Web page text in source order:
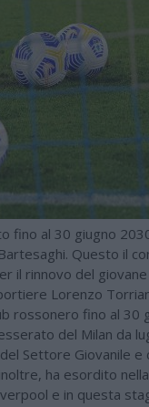
fino al 30 giugno
Questo il
il rinnovo del
Lorenzo
rossonero fino al 30
del Milan da
Settore Giovanile e
ha esordito
e in questa